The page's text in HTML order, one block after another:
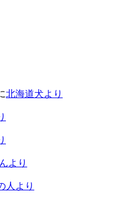
北海道犬より
より
人より